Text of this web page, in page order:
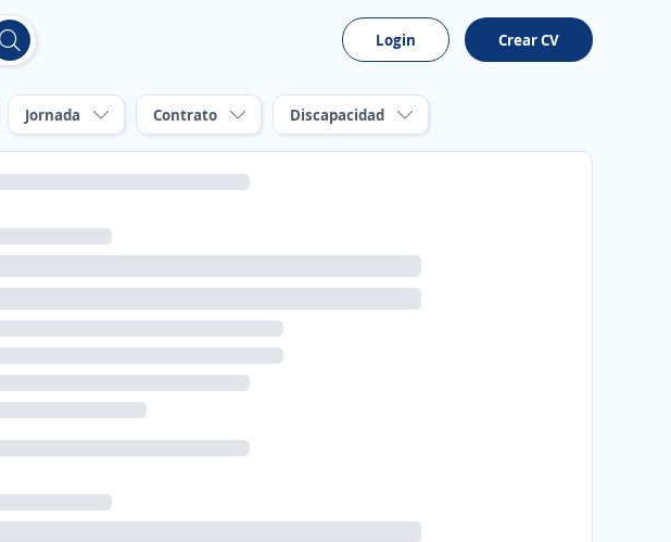
Login Crear CV
Jornada Contrato Discapacidad